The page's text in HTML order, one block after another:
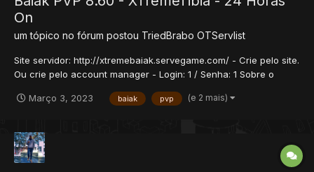
On
um tópico no fórum postou TriedBrabo OTServlist
Site servidor: http://xtremebaiak.servegame.com/ - Crie pelo site.
Ou crie pelo account manager - Login: 1 / Senha: 1 Sobre o
donate somente hunts para level 620+ Caves exclusivas...
Março 3, 2023 baiak pvp (e 2 mais)